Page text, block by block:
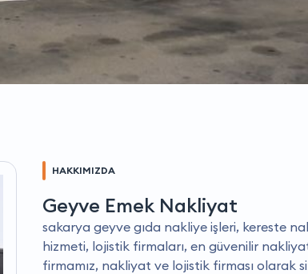
HAKKIMIZDA
Geyve Emek Nakliyat
sakarya geyve gıda nakliye işleri, kereste
hizmeti, lojistik firmaları, en güvenilir
firmamız, nakliyat ve lojistik firması olarak